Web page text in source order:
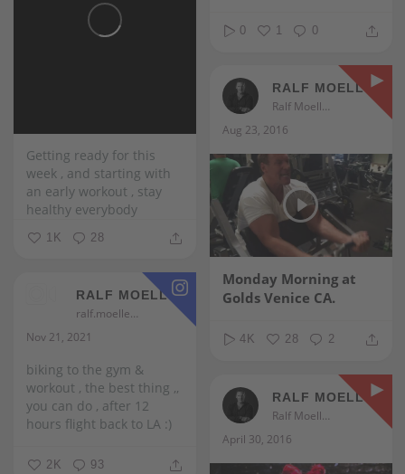
0 1 0
Getting ready for this
week , and starting with
an early workout , stay
healthy everybody
1K 28
RALF MOELLER
Ralf Moeller
Aug 23, 2016
Monday Morning at
Golds Venice CA.
4K 28 2
RALF MOELLER
ralf.moeller
Nov 21, 2021
biking to the gym &
workout , the best thing ,,
you can do , after 12
hours flight back to LA :)
2K 93
RALF MOELLER
Ralf Moeller
April 30, 2016